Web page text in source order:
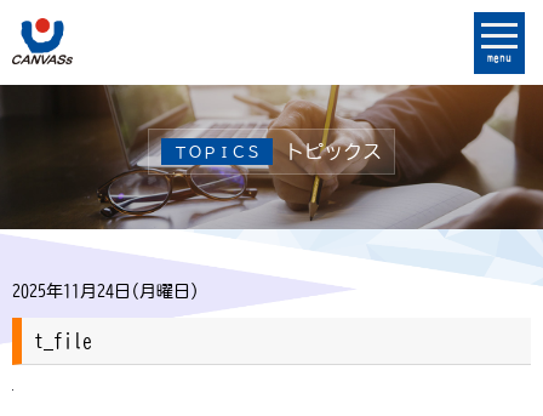
menu
ＴＯＰＩＣＳ トピックス
2025年11月24日(月曜日)
t_file